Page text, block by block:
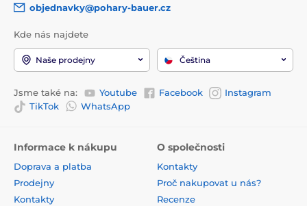
objednavky@pohary-bauer.cz
Kde nás najdete
Naše prodejny Čeština
Jsme také na: Youtube Facebook
Instagram
TikTok
WhatsApp
Informace k nákupu
Doprava a platba
Prodejny
Kontakty
O společnosti
Kontakty
Proč nakupovat u nás?
Recenze